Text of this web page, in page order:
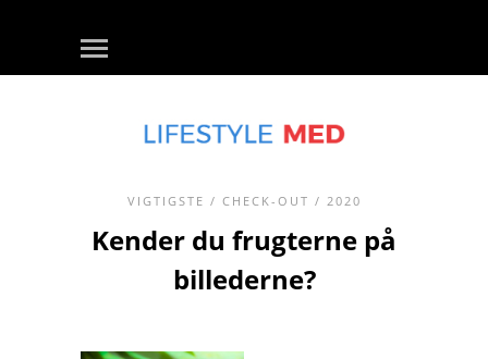
VIGTIGSTE / CHECK-OUT / 2020
Kender du frugterne på
billederne?